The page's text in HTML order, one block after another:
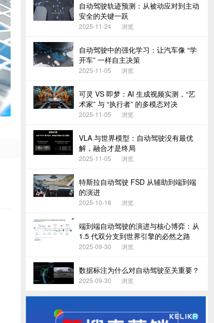
自动驾驶轨迹预测：从被动应对到主动
安全的关键一跃
2025-11-24 浏览
自动驾驶中的强化学习：让汽车像 “学
开车” 一样自主决策
2025-11-05 浏览
可灵 VS 即梦：AI 生成视频实测，“艺
术家” 与 “执行者” 的多模态对决
2025-11-05 浏览
VLA 与世界模型：自动驾驶没有最优
解，融合才是终局
2025-11-05 浏览
特斯拉自动驾驶 FSD 从辅助到端到端
的演进
2025-10-18 浏览
端到端自动驾驶的演进与核心博弈：从
1.5 代双分支到世界引擎的必然之路
2025-09-30 浏览
数据标注为什么对自动驾驶至关重要？
2025-09-30 浏览